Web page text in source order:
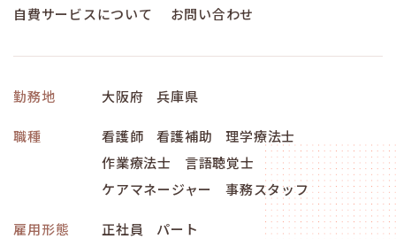
自費サービスについて
お問い合わせ
勤務地 大阪府 兵庫県
職種 看護師 看護補助
理学療法士
作業療法士
言語聴覚士
ケアマネージャー
事務スタッフ
雇用形態 正社員 パート